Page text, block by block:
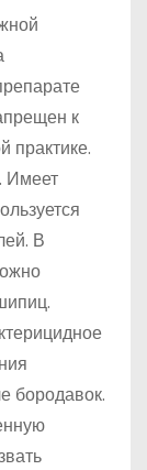
к
практике.
Имеет
В
бородавок.